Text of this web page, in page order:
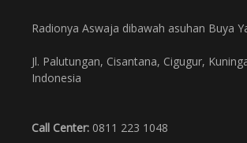
Radionya Aswaja dibawah asuhan Buya
Jl. Palutungan, Cisantana, Cigugur,
Indonesia
Call Center: 0811 223 1048